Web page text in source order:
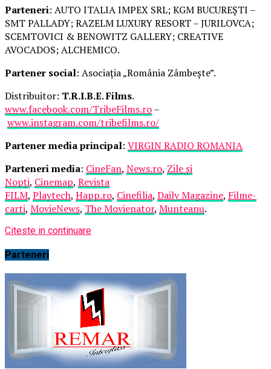
Parteneri: AUTO ITALIA IMPEX SRL; KGM BUCUREȘTI –
SMT PALLADY; RAZELM LUXURY RESORT – JURILOVCA;
SCEMTOVICI & BENOWITZ GALLERY; CREATIVE
AVOCADOS; ALCHEMICO.
Partener social: Asociația „România Zâmbește”.
Distribuitor: T.R.I.B.E. Films.
www.facebook.com/TribeFilms.ro–
www.instagram.com/tribefilms.ro/
Partener media principal: VIRGIN RADIO ROMANIA
Parteneri media: CineFan, News.ro, Zile și
Nopți, Cinemap, Revista
FILM, Playtech, Happ.ro, Cinefilia, Daily Magazine, Filme-
carti, MovieNews, The Movienator, Munteanu.
Citeste in continuare
Parteneri